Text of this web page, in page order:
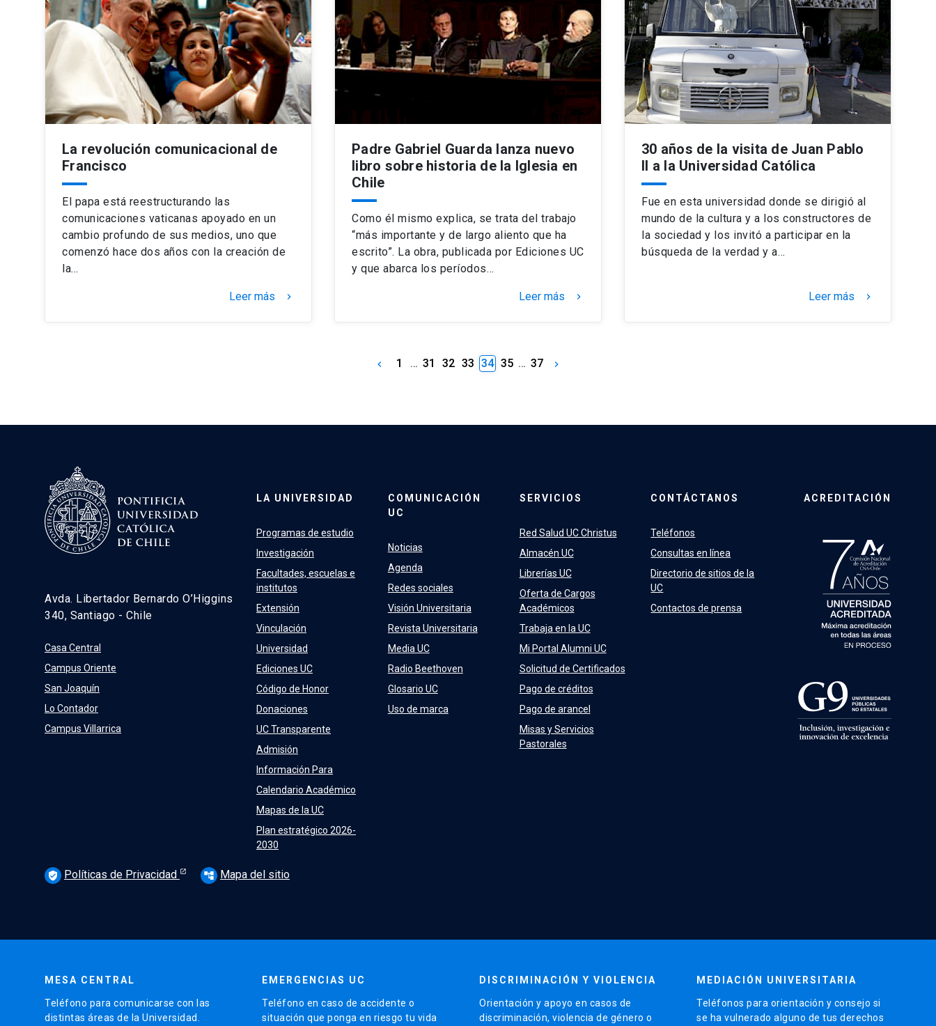
La revolución comunicacional de
Francisco
El papa está reestructurando las
comunicaciones vaticanas apoyado en un
cambio profundo de sus medios, uno que
comenzó hace dos años con la creación de
la…
Leer más keyboard_arrow_right
Padre Gabriel Guarda lanza nuevo
libro sobre historia de la Iglesia en
Chile
Como él mismo explica, se trata del trabajo
“más importante y de largo aliento que ha
escrito”. La obra, publicada por Ediciones UC
y que abarca los períodos…
Leer más keyboard_arrow_right
30 años de la visita de Juan Pablo
II a la Universidad Católica
Fue en esta universidad donde se dirigió al
mundo de la cultura y a los constructores de
la sociedad y los invitó a participar en la
búsqueda de la verdad y a…
Leer más keyboard_arrow_right
keyboard_arrow_left 1 … 31 32 33 34 35 … 37 keyboard_arrow_right
Avda. Libertador Bernardo O’Higgins
340, Santiago - Chile
Casa Central
Campus Oriente
San Joaquín
Lo Contador
Campus Villarrica
LA UNIVERSIDAD
Programas de estudio
Investigación
Facultades, escuelas e
institutos
Extensión
Vinculación
Universidad
Ediciones UC
Código de Honor
Donaciones
UC Transparente
Admisión
Información Para
Calendario Académico
Mapas de la UC
Plan estratégico 2026-
2030
COMUNICACIÓN
UC
Noticias
Agenda
Redes sociales
Visión Universitaria
Revista Universitaria
Media UC
Radio Beethoven
Glosario UC
Uso de marca
SERVICIOS
Red Salud UC Christus
Almacén UC
Librerías UC
Oferta de Cargos
Académicos
Trabaja en la UC
Mi Portal Alumni UC
Solicitud de Certificados
Pago de créditos
Pago de arancel
Misas y Servicios
Pastorales
CONTÁCTANOS
Teléfonos
Consultas en línea
Directorio de sitios de la
UC
Contactos de prensa
ACREDITACIÓN
verified_user Políticas de Privacidad account_tree Mapa del sitio
MESA CENTRAL
Teléfono para comunicarse con las
distintas áreas de la Universidad.
EMERGENCIAS UC
Teléfono en caso de accidente o
situación que ponga en riesgo tu vida
DISCRIMINACIÓN Y VIOLENCIA
Orientación y apoyo en casos de
discriminación, violencia de género o
MEDIACIÓN UNIVERSITARIA
Teléfonos para orientación y consejo si
se ha vulnerado alguno de tus derechos